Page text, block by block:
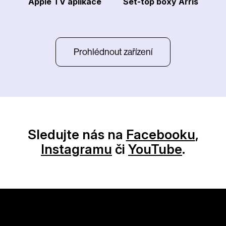
Prohlédnout zařízení
Sledujte nás na Facebooku,
Instagramu či YouTube.